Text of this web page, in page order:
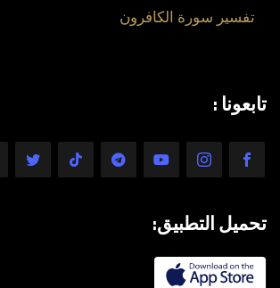
تفسير سورة الكافرون
تابعونا :
تحميل التطبيق: